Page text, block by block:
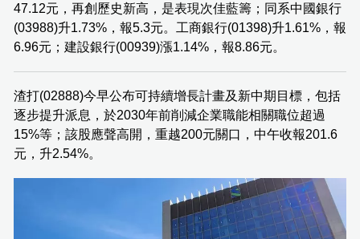
47.12元，再創歷史新高，是表現次佳藍籌；同系中國銀行
(03988)升1.73%，報5.3元。工商銀行(01398)升1.61%，報
6.96元；建設銀行(00939)漲1.14%，報8.86元。
渣打(02888)今早公布可持續增長計畫及新中期目標，包括
逐步提升派息，於2030年前削減企業職能相關職位超過
15%等；該股應聲高開，重越200元關口，中午收報201.6
元，升2.54%。